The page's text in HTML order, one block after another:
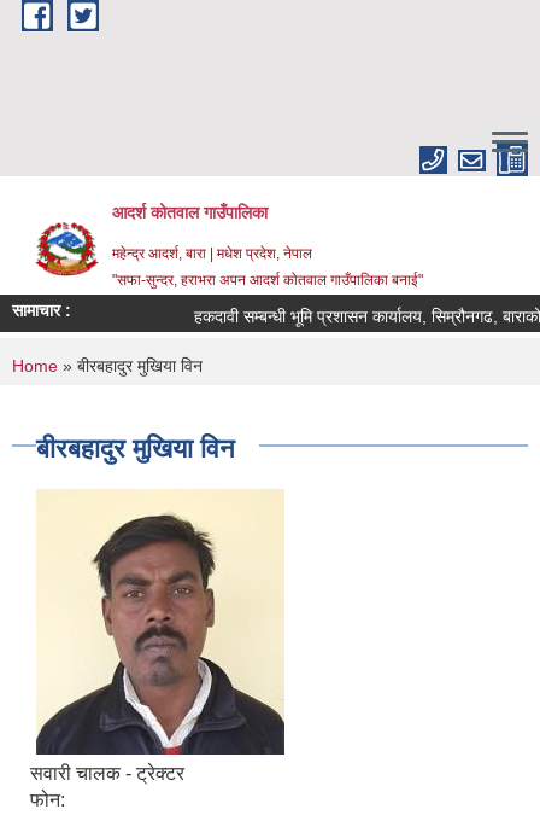
Skip to main content
आदर्श कोतवाल गाउँपालिका
महेन्द्र आदर्श, बारा | मधेश प्रदेश, नेपाल
"सफा-सुन्दर, हराभरा अपन आदर्श कोतवाल गाउँपालिका बनाई"
सामाचार : हकदावी सम्बन्धी भूमि प्रशासन कार्यालय, सिम्रौनगढ,
You are here
Home » बीरबहादुर मुखिया विन
बीरबहादुर मुखिया विन
सवारी चालक - ट्रेक्टर
फोन: